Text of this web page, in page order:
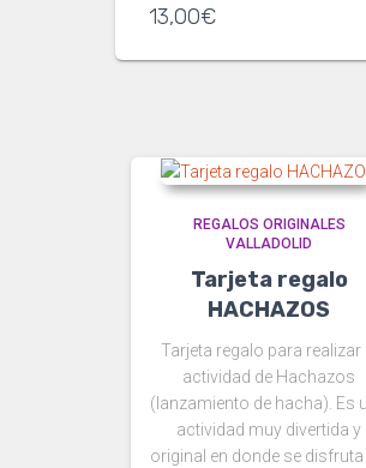
13,00€
REGALOS ORIGINALES
VALLADOLID
Tarjeta regalo
HACHAZOS
Tarjeta regalo para realizar
actividad de Hachazos
(lanzamiento de hacha). Es
actividad muy divertida y
original en donde se disfruta